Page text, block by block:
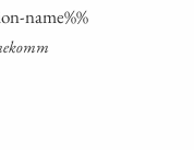
name%%